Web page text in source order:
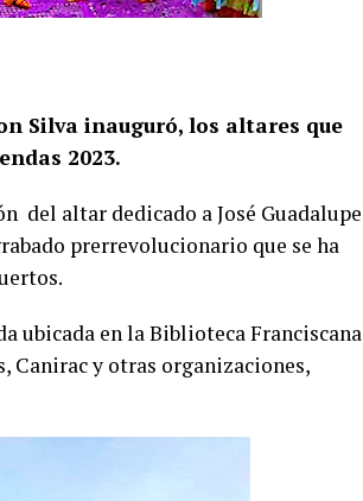
Silva inauguró, los altares que
2023.
del altar dedicado a José Guadalupe
prerrevolucionario que se ha
ubicada en la Biblioteca Franciscana
Canirac y otras organizaciones,